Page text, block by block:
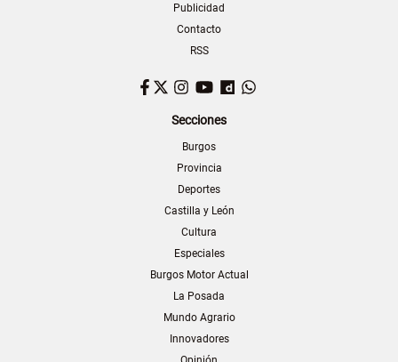
Publicidad
Contacto
RSS
Facebook
TwitterInstagram
YouTubeDailymotion
Secciones
Burgos
Provincia
Deportes
Castilla y León
Cultura
Especiales
Burgos Motor Actual
La Posada
Mundo Agrario
Innovadores